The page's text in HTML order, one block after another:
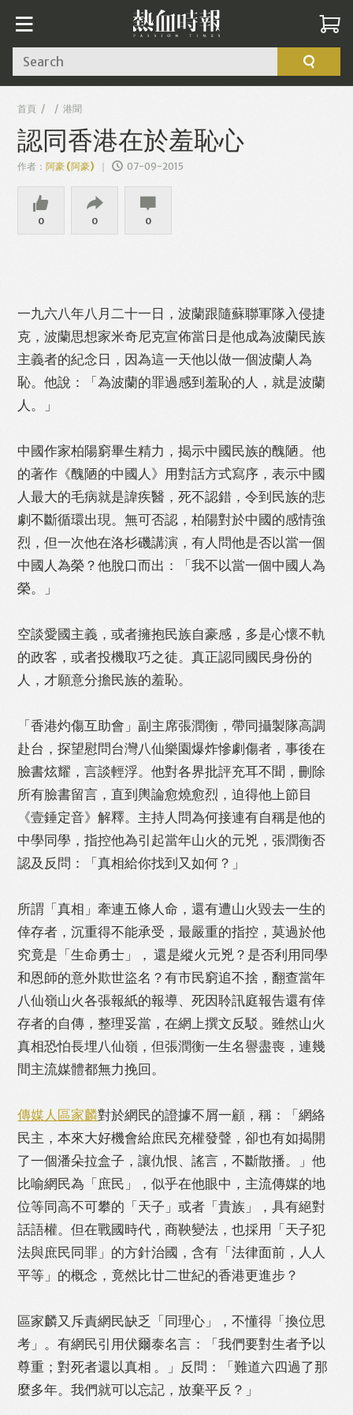
Like Facebook Twitter Line
WhatsApp Email Print
Search
首頁 港聞
認同香港在於羞恥心
作者：阿豪 (阿豪) 07-09-2015
0 0 0
一九六八年八月二十一日，波蘭跟隨蘇聯軍隊入侵捷
克，波蘭思想家米奇尼克宣佈當日是他成為波蘭民族
主義者的紀念日，因為這一天他以做一個波蘭人為
恥。他說：「為波蘭的罪過感到羞恥的人，就是波蘭
人。」
中國作家柏陽窮畢生精力，揭示中國民族的醜陋。他
的著作《醜陋的中國人》用對話方式寫序，表示中國
人最大的毛病就是諱疾醫，死不認錯，令到民族的悲
劇不斷循環出現。無可否認，柏陽對於中國的感情強
烈，但一次他在洛杉磯講演，有人問他是否以當一個
中國人為榮？他脫口而出：「我不以當一個中國人為
榮。」
空談愛國主義，或者擁抱民族自豪感，多是心懷不軌
的政客，或者投機取巧之徒。真正認同國民身份的
人，才願意分擔民族的羞恥。
「香港灼傷互助會」副主席張潤衡，帶同攝製隊高調
赴台，探望慰問台灣八仙樂園爆炸慘劇傷者，事後在
臉書炫耀，言談輕浮。他對各界批評充耳不聞，刪除
所有臉書留言，直到輿論愈燒愈烈，迫得他上節目
《壹錘定音》解釋。主持人問為何接連有自稱是他的
中學同學，指控他為引起當年山火的元兇，張潤衡否
認及反問：「真相給你找到又如何？」
所謂「真相」牽連五條人命，還有遭山火毀去一生的
倖存者，沉重得不能承受，最嚴重的指控，莫過於他
究竟是「生命勇士」， 還是縱火元兇？是否利用同學
和恩師的意外欺世盜名？有市民窮追不捨，翻查當年
八仙嶺山火各張報紙的報導、死因聆訊庭報告還有倖
存者的自傳，整理妥當，在網上撰文反駁。雖然山火
真相恐怕長埋八仙嶺，但張潤衡一生名譽盡喪，連幾
間主流媒體都無力挽回。
傳媒人區家麟對於網民的證據不屑一顧，稱：「網絡
民主，本來大好機會給庶民充權發聲，卻也有如揭開
了一個潘朵拉盒子，讓仇恨、謠言，不斷散播。」他
比喻網民為「庶民」，似乎在他眼中，主流傳媒的地
位等同高不可攀的「天子」或者「貴族」，具有絕對
話語權。但在戰國時代，商鞅變法，也採用「天子犯
法與庶民同罪」的方針治國，含有「法律面前，人人
平等」的概念，竟然比廿二世紀的香港更進步？
區家麟又斥責網民缺乏「同理心」，不懂得「換位思
考」。有網民引用伏爾泰名言：「我們要對生者予以
尊重；對死者還以真相 。」反問：「難道六四過了那
麼多年。我們就可以忘記，放棄平反？」